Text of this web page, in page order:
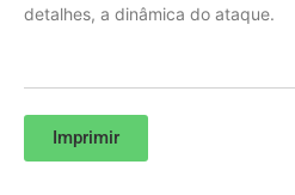
detalhes, a dinâmica do ataque.
Imprimir